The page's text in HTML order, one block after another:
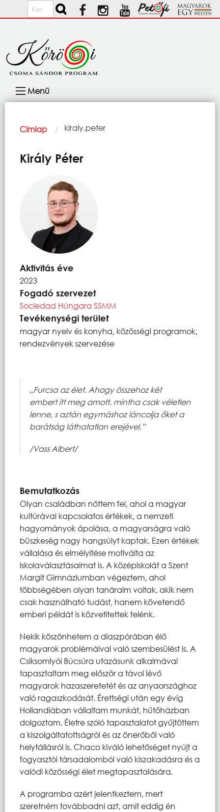
Ugrás a tartalomra
Keresés
navigáció
Menü
Morzsa
Címlap Current:
kiraly.peter
Király Péter
Aktivitás éve
2023
Fogadó szervezet
Sociedad Húngara SSMM
Tevékenységi terület
magyar nyelv és konyha, közösségi programok,
rendezvények szervezése
„Furcsa az élet. Ahogy összehoz két
embert itt meg amott, mintha csak véletlen
lenne, s aztán egymáshoz láncolja őket a
barátság láthatatlan erejével.”
/Vass Albert/
Bemutatkozás
Olyan családban nőttem fel, ahol a magyar
kultúrával kapcsolatos értékek, a nemzeti
hagyományok ápolása, a magyarságra való
büszkeség nagy hangsúlyt kaptak. Ezen értékek
vállalása és elmélyítése motiválta az
iskolaválasztásaimat is. A középiskolát a Szent
Margit Gimnáziumban végeztem, ahol
többségében olyan tanáraim voltak, akik nem
csak használható tudást, hanem követendő
emberi példát is közvetítettek felénk.
Nekik köszönhetem a diaszpórában élő
magyarok problémáival való szembesülést is. A
Csíksomlyói Búcsúra utazásunk alkalmával
tapasztaltam meg először a távol lévő
magyarok hazaszeretetét és az anyaországhoz
való ragaszkodását. Érettségi után egy évig
Hollandiában vállaltam munkát, hűtőházban
dolgoztam. Életre szóló tapasztalatot gyűjtöttem
a kiszolgáltatottságról és az önerőből való
helytállásról is. Chaco kiváló lehetőséget nyújt a
fogyasztói társadalomból való kiszakadásra és a
valódi közösségi élet megtapasztalására.
A programba azért jelentkeztem, mert
szeretném továbbadni azt, amit eddig én